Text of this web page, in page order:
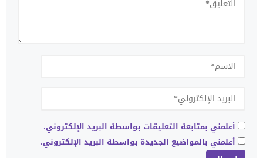
أعلمني بمتابعة التعليقات بواسطة البريد الإلكتروني.
أعلمني بالمواضيع الجديدة بواسطة البريد الإلكتروني.